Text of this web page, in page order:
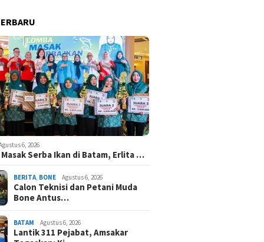
6, 2026
Serba Ikan di Batam, Erlita …
BERITA BONE Agustus 6, 2026
Calon Teknisi dan Petani Muda
Bone Antus…
BATAM Agustus 6, 2026
Lantik 311 Pejabat, Amsakar